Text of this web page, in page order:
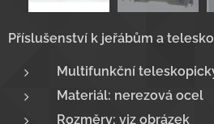
Příslušenství k jeřábům a
Multifunkční
Materiál: nerezová ocel
Rozměry: viz obrázek